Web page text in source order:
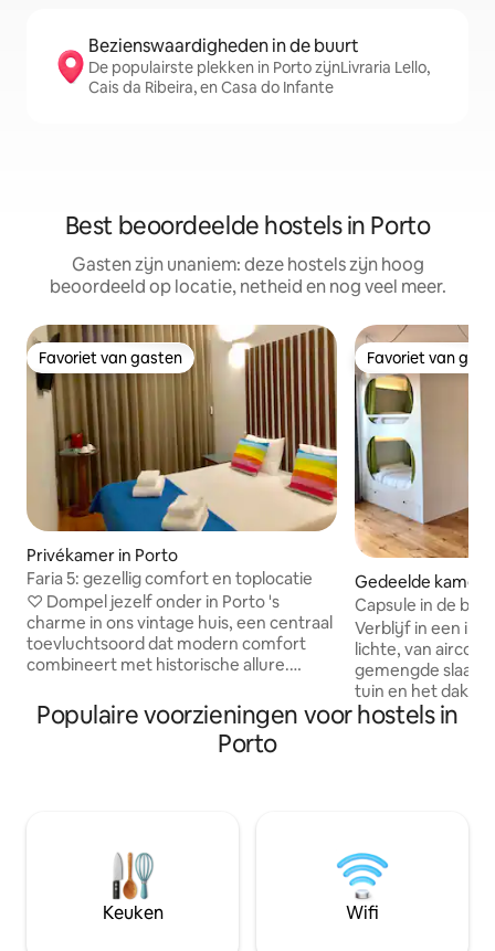
Bezienswaardigheden in de buurt
De populairste plekken in Porto zijnLivraria Lello,
Cais da Ribeira, en Casa do Infante
Best beoordeelde hostels in Porto
Gasten zijn unaniem: deze hostels zijn hoog
beoordeeld op locatie, netheid en nog veel meer.
Favoriet van gasten
Favoriet van gasten
Privékamer in Porto
Faria 5: gezellig comfort en toplocatie
♡ Dompel jezelf onder in Porto 's
charme in ons vintage huis, een centraal
toevluchtsoord dat modern comfort
combineert met historische allure.
snelle wifi. Laat je culinaire vaardigheden
los in onze volledig uitgeruste keuken.
Vroege bagage-afgifte voor een
toevluchtsoord met individuele
airconditioning en een privébadkamer.
Verhoog je Porto-ervaring in onze
stedelijke oase!
Favoriet van
Favoriet van
Gedeelde kamer
Capsule in de
Bolhão, met
stad
Verblijf in een
lichte, van
gemengde
tuin en het dak
gerenoveerd
metrostation
afstand, met
de luchthaven en
Internationale
Populaire voorzieningen voor hostels in
Porto
Keuken Wifi